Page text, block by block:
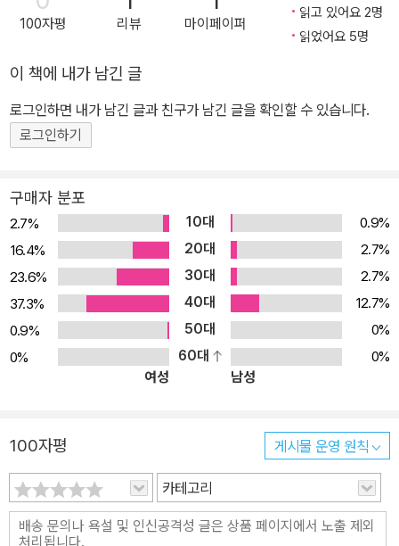
100자평 리뷰 마이페이퍼
읽고 있어요 2명
읽었어요 5명
이 책에 내가 남긴 글
로그인하면 내가 남긴 글과 친구가 남긴 글을 확인할 수 있습니다.
로그인하기
구매자 분포
2.7% 10대
0.9%
16.4%
20대
2.7%
23.6%
30대
2.7%
37.3%
40대
12.7%
0.9%
50대
0%
0%
60대
0%
여성
남성
100자평 게시물 운영 원칙
카테고리